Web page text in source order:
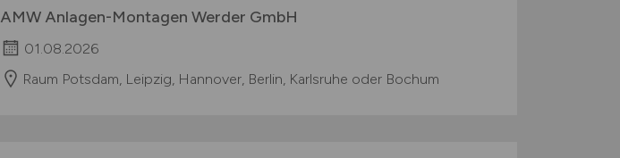
AMW Anlagen-Montagen Werder GmbH
01.08.2026
Raum Potsdam, Leipzig, Hannover, Berlin, Karlsruhe oder Bochum